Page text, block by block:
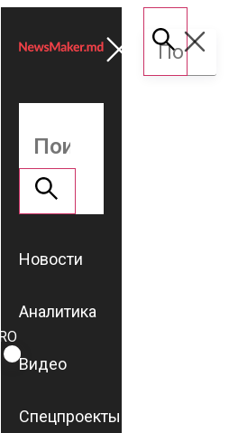
ROMÂNĂ
RU
Новости
Аналитика
Видео
Спецпроекты